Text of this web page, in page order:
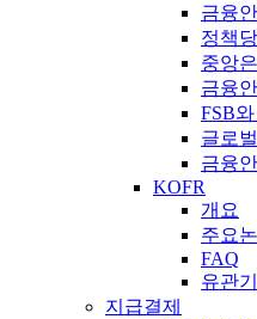
금융
정책
중앙
금융
FSB
글로
금융
KOFR
개요
주요
FAQ
유관
지급결제